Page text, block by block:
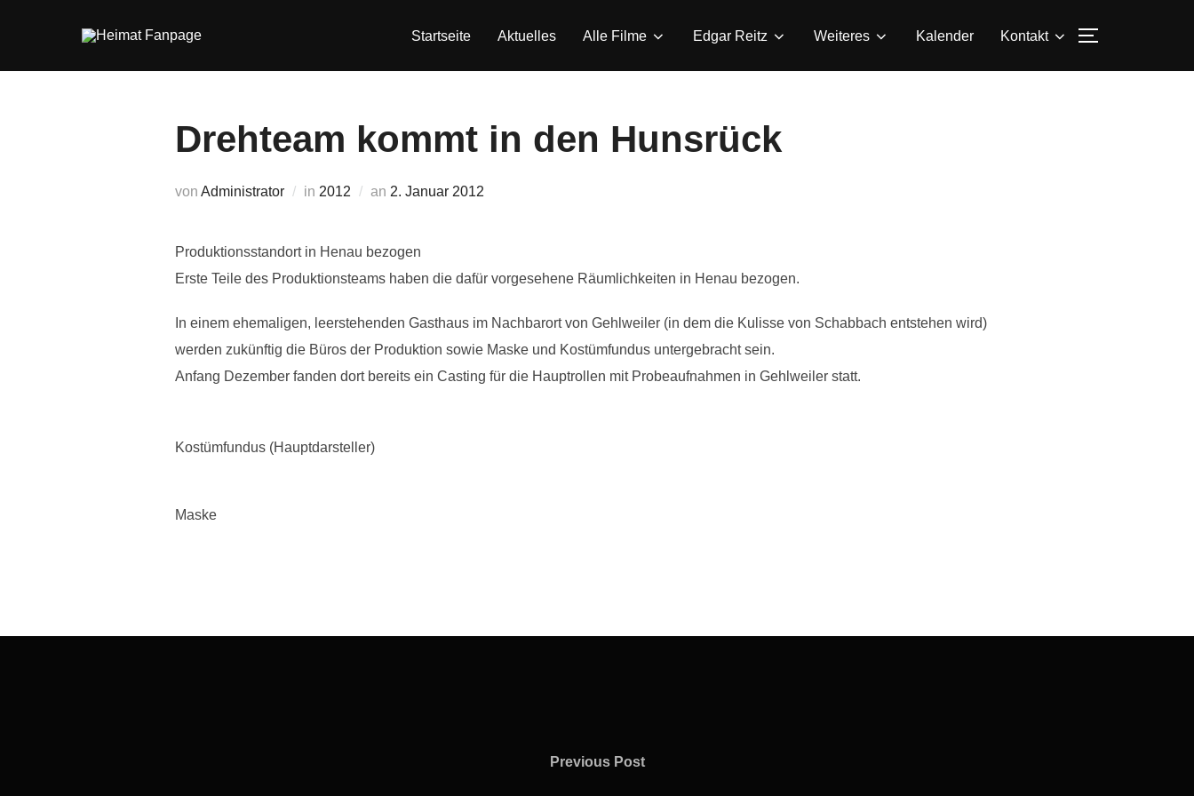
Startseite Aktuelles Alle Filme Edgar Reitz Weiteres Kalender Kontakt
Drehteam kommt in den Hunsrück
von Administrator in 2012 an Veröffentlicht
2. Januar 2012
Produktionsstandort in Henau bezogen
Erste Teile des Produktionsteams haben die dafür vorgesehene Räumlichkeiten in Henau bezogen.
In einem ehemaligen, leerstehenden Gasthaus im Nachbarort von Gehlweiler (in dem die Kulisse von Schabbach entstehen wird)
werden zukünftig die Büros der Produktion sowie Maske und Kostümfundus untergebracht sein.
Anfang Dezember fanden dort bereits ein Casting für die Hauptrollen mit Probeaufnahmen in Gehlweiler statt.
Kostümfundus (Hauptdarsteller)
Maske
Previous
Previous Post